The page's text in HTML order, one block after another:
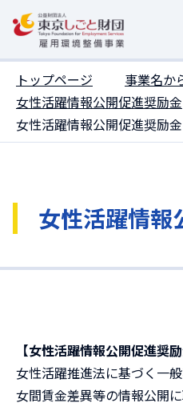
ここがページトップです
トップページ
事業名か
女性活躍情報公開促進奨励金
女性活躍情報公開促進奨励金
女性活躍情報
【女性活躍情報公開促進奨励
女性活躍推進法に基づく一
女間賃金差異等の情報公開